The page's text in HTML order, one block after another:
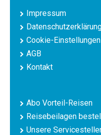
Impressum
Cookie-Einstellungen
AGB
Kontakt
Abo Vorteil-Reisen
Reisebeilagen
Unsere